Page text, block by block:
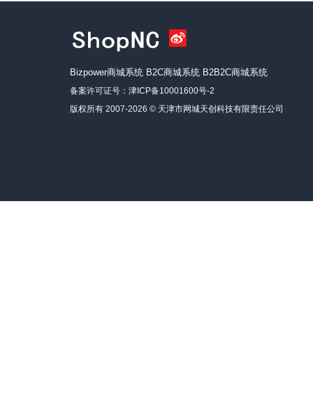
Bizpower商城系统 B2C商城系统 B2B2C商城系统
备案许可证号： 津ICP备10001600号-2
版权所有 2007-2026 © 天津市网城天创科技有限责任公司